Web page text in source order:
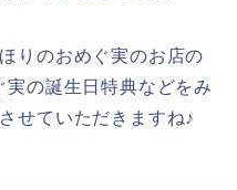
りのおめぐ実のお店の
の誕生日特典などをみ
せていただきますね♪